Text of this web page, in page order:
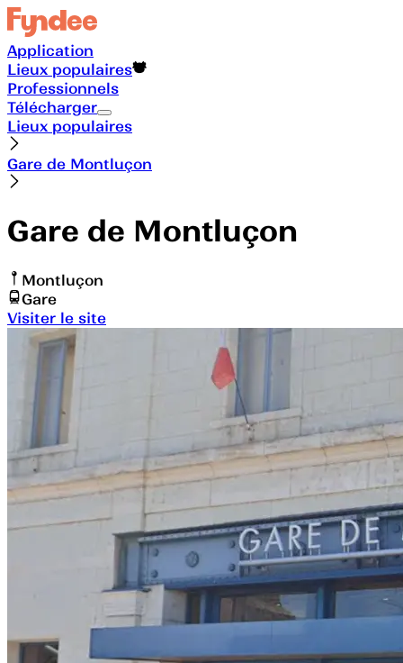
Application
Lieux populaires
Professionnels
Télécharger
Lieux populaires
Gare de Montluçon
Gare de Montluçon
Montluçon
Gare
Visiter le site